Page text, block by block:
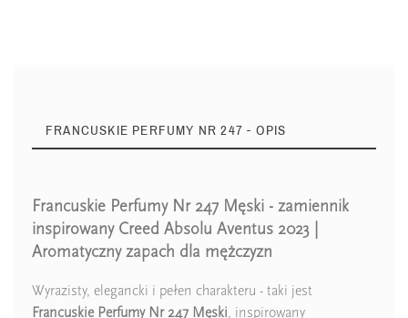
FRANCUSKIE PERFUMY NR 247 - OPIS
Francuskie Perfumy Nr 247 Męski - zamiennik
inspirowany Creed Absolu Aventus 2023 |
Aromatyczny zapach dla mężczyzn
Wyrazisty, elegancki i pełen charakteru - taki jest
Francuskie Perfumy Nr 247 Męski, inspirowany
Nuty Głowy bergamotka
Nuty Głowy grejpfrut
Nuty Głowy czarna porzeczka